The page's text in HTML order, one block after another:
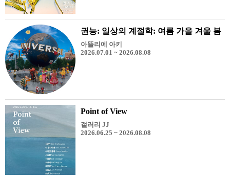
권능: 일상의 계절학: 여름 가을 겨울 봄
아뜰리에 아키
2026.07.01 ~ 2026.08.08
Point of View
갤러리 JJ
2026.06.25 ~ 2026.08.08